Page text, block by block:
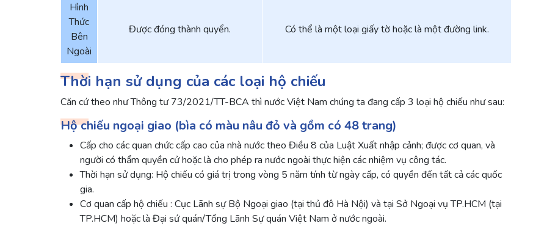
Hình
Thức
Bên
Ngoài
Được đóng thành quyển. Có thể là một loại giấy tờ hoặc là một đường link.
Thời hạn sử dụng của các loại hộ chiếu
Căn cứ theo như Thông tư 73/2021/TT-BCA thì nước Việt Nam chúng ta đang cấp 3 loại hộ chiếu như sau:
Hộ chiếu ngoại giao (bìa có màu nâu đỏ và gồm có 48 trang)
Cấp cho các quan chức cấp cao của nhà nước theo Điều 8 của Luật Xuất nhập cảnh; được cơ quan, và
người có thẩm quyền cử hoặc là cho phép ra nước ngoài thực hiện các nhiệm vụ công tác.
Thời hạn sử dụng: Hộ chiếu có giá trị trong vòng 5 năm tính từ ngày cấp, có quyền đến tất cả các quốc
gia.
Cơ quan cấp hộ chiếu : Cục Lãnh sự Bộ Ngoại giao (tại thủ đô Hà Nội) và tại Sở Ngoại vụ TP.HCM (tại
TP.HCM) hoặc là Đại sứ quán/Tổng Lãnh Sự quán Việt Nam ở nước ngoài.